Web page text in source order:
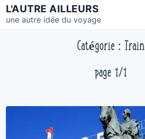
i
L'AUTRE AILLEURS
une autre idée du voyage
Catégorie : Train
page 1/1